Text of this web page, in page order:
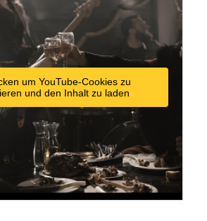
um YouTube-Cookies zu
und den Inhalt zu laden